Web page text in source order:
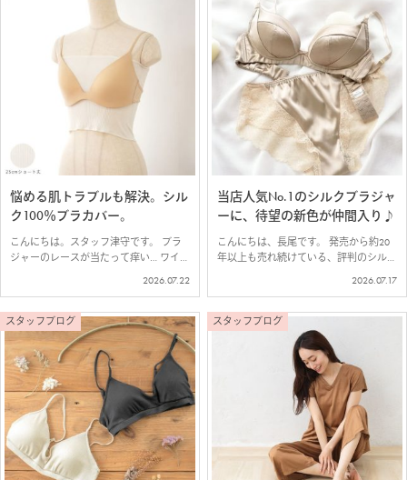
悩める肌トラブルも解決。シル
ク100％ブラカバー。
こんにちは。スタッフ津守です。 ブラ
ジャーのレースが当たって痒い… ワイヤ
ク100％ 薄テレコ ブラカバー …
2026.07.22
当店人気No.1のシルクブラジャ
ーに、待望の新色が仲間入り♪
こんにちは、長尾です。 発売から約20
年以上も売れ続けている、評判のシルク
色の『フレンチベージュ』は、ブロンズ
2026.07.17
スタッフブログ スタッフブログ